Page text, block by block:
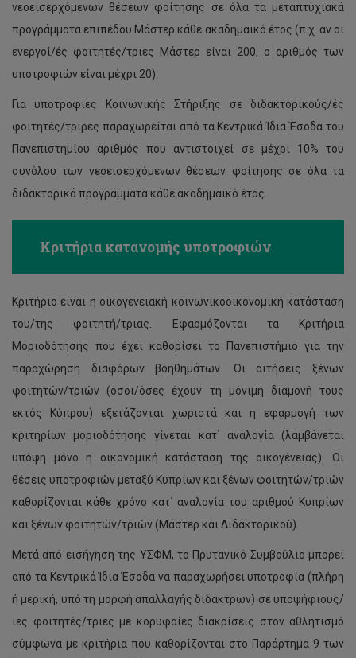
νεοεισερχόμενων θέσεων φοίτησης σε όλα τα μεταπτυχιακά
προγράμματα επιπέδου Μάστερ κάθε ακαδημαϊκό έτος (π.χ. αν οι
ενεργοί/ές φοιτητές/τριες Μάστερ είναι 200, ο αριθμός των
υποτροφιών είναι μέχρι 20)
Για υποτροφίες Κοινωνικής Στήριξης σε διδακτορικούς/ές
φοιτητές/τριρες παραχωρείται από τα Κεντρικά Ίδια Έσοδα του
Πανεπιστημίου αριθμός που αντιστοιχεί σε μέχρι 10% του
συνόλου των νεοεισερχόμενων θέσεων φοίτησης σε όλα τα
διδακτορικά προγράμματα κάθε ακαδημαϊκό έτος.
Κριτήρια κατανομής υποτροφιών
Κριτήριο είναι η οικογενειακή κοινωνικοοικονομική κατάσταση
του/της φοιτητή/τριας. Εφαρμόζονται τα Κριτήρια
Μοριοδότησης που έχει καθορίσει το Πανεπιστήμιο για την
παραχώρηση διαφόρων βοηθημάτων. Οι αιτήσεις ξένων
φοιτητών/τριών (όσοι/όσες έχουν τη μόνιμη διαμονή τους
εκτός Κύπρου) εξετάζονται χωριστά και η εφαρμογή των
κριτηρίων μοριοδότησης γίνεται κατ΄ αναλογία (λαμβάνεται
υπόψη μόνο η οικονομική κατάσταση της οικογένειας). Οι
θέσεις υποτροφιών μεταξύ Κυπρίων και ξένων φοιτητών/τριών
καθορίζονται κάθε χρόνο κατ΄ αναλογία του αριθμού Κυπρίων
και ξένων φοιτητών/τριών (Μάστερ και Διδακτορικού).
Μετά από εισήγηση της ΥΣΦΜ, το Πρυτανικό Συμβούλιο μπορεί
από τα Κεντρικά Ίδια Έσοδα να παραχωρήσει υποτροφία (πλήρη
ή μερική, υπό τη μορφή απαλλαγής διδάκτρων) σε υποψήφιους/
ιες φοιτητές/τριες με κορυφαίες διακρίσεις στον αθλητισμό
σύμφωνα με κριτήρια που καθορίζονται στο Παράρτημα 9 των